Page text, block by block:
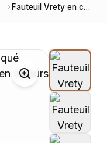
Fauteuil Vrety en contreplaqué d’hévéa naturel, revêtement en velours vert foncé